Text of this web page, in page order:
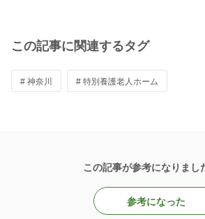
この記事に関連するタグ
# 神奈川 # 特別養護老人ホーム
この記事が参考になりまし
参考になった